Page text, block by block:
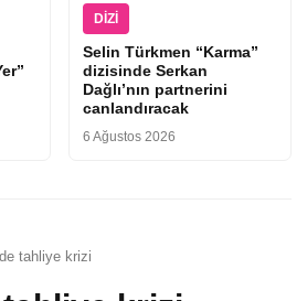
DIZI
Selin Türkmen “Karma”
dizisinde Serkan
Dağlı’nın partnerini
canlandıracak
6 Ağustos 2026
tahliye krizi